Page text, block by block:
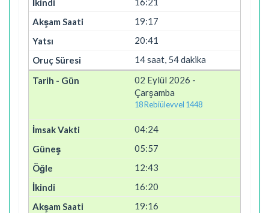
19:17
20:41
14 saat, 54 dakika
02 Eylül 2026 -
Çarşamba
18 Rebiülevvel 1448
04:24
05:57
12:43
16:20
19:16